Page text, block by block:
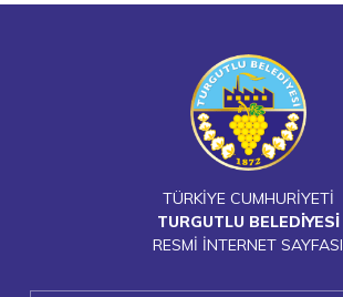
TÜRKİYE CUMHURİYETİ
TURGUTLU BELEDİYESİ
RESMİ İNTERNET SAYFASI